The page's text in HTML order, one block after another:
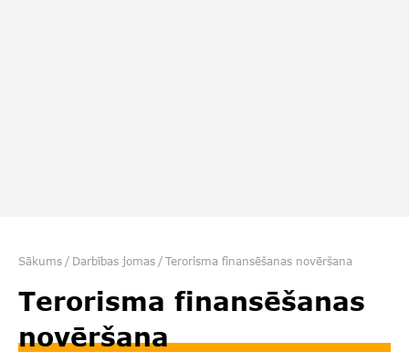
Sākums / Darbības jomas / Terorisma finansēšanas novēršana
Terorisma finansēšanas
novēršana